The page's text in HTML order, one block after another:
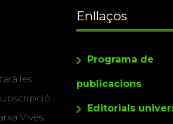
les
i
Vives.
Enllaços
Programa de
publicacions
Editorials